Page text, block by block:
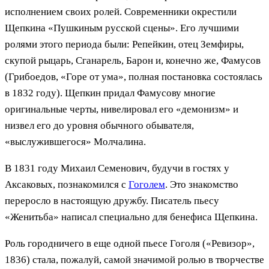
исполнением своих ролей. Современники окрестили
Щепкина «Пушкиным русской сцены». Его лучшими
ролями этого периода были: Репейкин, отец Земфиры,
скупой рыцарь, Сганарель, Барон и, конечно же, Фамусов
(Грибоедов, «Горе от ума», полная постановка состоялась
в 1832 году). Щепкин придал Фамусову многие
оригинальные черты, нивелировал его «демонизм» и
низвел его до уровня обычного обывателя,
«выслужившегося» Молчалина.
В 1831 году Михаил Семенович, будучи в гостях у
Аксаковых, познакомился с Гоголем. Это знакомство
переросло в настоящую дружбу. Писатель пьесу
«Женитьба» написал специально для бенефиса Щепкина.
Роль городничего в еще одной пьесе Гоголя («Ревизор»,
1836) стала, пожалуй, самой значимой ролью в творчестве